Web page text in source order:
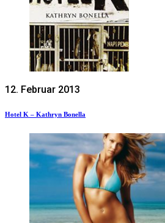
12. Februar 2013
Hotel K – Kathryn Bonella